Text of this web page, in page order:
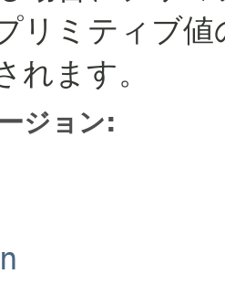
リミティブ
れます。
ジョン: